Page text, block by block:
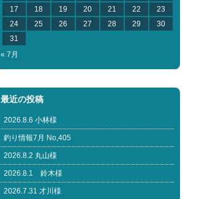
17
18 19 20 21 22
23
24
25 26 27 28 29
30
31
« 7月
最近の投稿
2026.8.6 小林様
釣り情報7月 No,405
2026.8.2 丸山様
2026.8.1 鈴木様
2026.7.31 才川様